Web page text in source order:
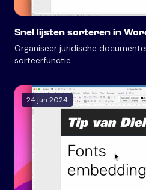
Snel lijsten sorteren in
Organiseer juridische
sorteerfunctie
24 jun 2024